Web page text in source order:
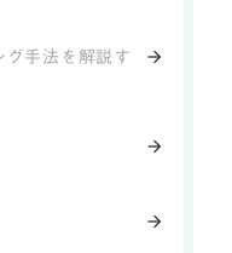
手法を解説す
arrow_forward
arrow_forward
arrow_forward